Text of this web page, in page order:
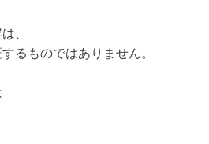
、
るものではありません。